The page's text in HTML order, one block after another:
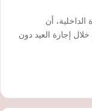
الداخلية، أن
إجازة العيد دون